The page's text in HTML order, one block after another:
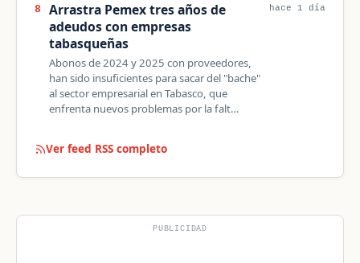
8
Arrastra Pemex tres años de
adeudos con empresas
tabasqueñas
Abonos de 2024 y 2025 con proveedores,
han sido insuficientes para sacar del "bache"
al sector empresarial en Tabasco, que
enfrenta nuevos problemas por la falt…
hace 1 día
Ver feed RSS completo
PUBLICIDAD